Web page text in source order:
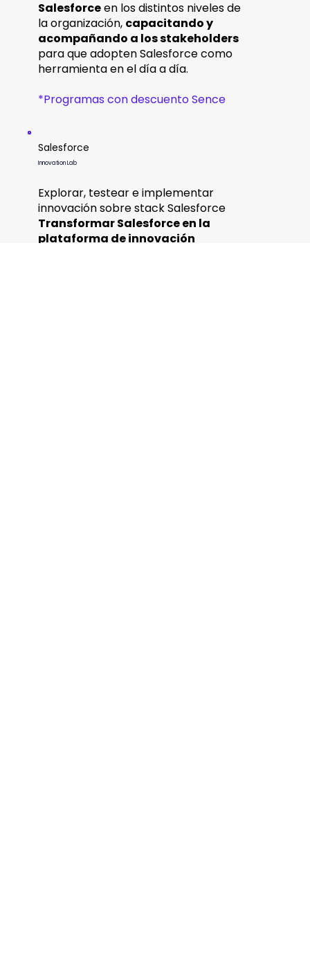
Salesforceen los distintos niveles de
la organización, capacitando y
acompañando a los stakeholders
para que adopten Salesforce como
herramienta en el día a día.
*Programas con descuento Sence
Salesforce
Innovation Lab
Explorar, testear e implementar
innovación sobre stack Salesforce
Transformar Salesforce en la
plataforma de innovación